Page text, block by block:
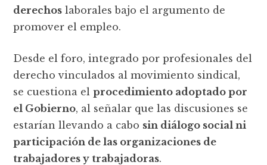
derechos laborales bajo el argumento de
promover el empleo.
Desde el foro, integrado por profesionales del
derecho vinculados al movimiento sindical,
se cuestiona elprocedimiento adoptado por
el Gobierno, al señalar que las discusiones se
estarían llevando a cabo sin diálogo social ni
participación de las organizaciones de
trabajadores y trabajadoras.